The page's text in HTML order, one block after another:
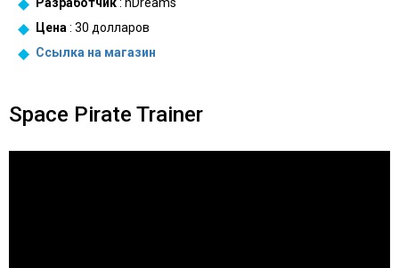
Цена : 30 долларов
Ссылка на магазин
Space Pirate Trainer